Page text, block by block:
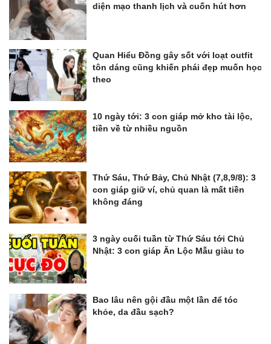
diện mạo thanh lịch và cuốn hút hơn
Quan Hiểu Đồng gây sốt với loạt outfit
tôn dáng cũng khiến phái đẹp muốn học
theo
10 ngày tới: 3 con giáp mở kho tài lộc,
tiền về từ nhiều nguồn
Thứ Sáu, Thứ Bảy, Chủ Nhật (7,8,9/8): 3
con giáp giữ ví, chủ quan là mất tiền
không đáng
3 ngày cuối tuần từ Thứ Sáu tới Chủ
Nhật: 3 con giáp Ăn Lộc Mẫu giàu to
Bao lâu nên gội đầu một lần để tóc
khỏe, da đầu sạch?